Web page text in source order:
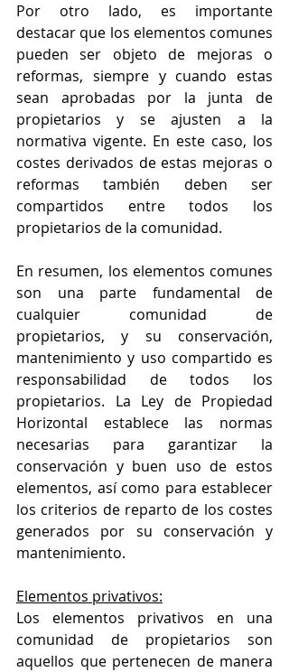
Por otro lado, es importante
destacar que los elementos comunes
pueden ser objeto de mejoras o
reformas, siempre y cuando estas
sean aprobadas por la junta de
propietarios y se ajusten a la
normativa vigente. En este caso, los
costes derivados de estas mejoras o
reformas también deben ser
compartidos entre todos los
propietarios de la comunidad.
En resumen, los elementos comunes
son una parte fundamental de
cualquier comunidad de
propietarios, y su conservación,
mantenimiento y uso compartido es
responsabilidad de todos los
propietarios. La Ley de Propiedad
Horizontal establece las normas
necesarias para garantizar la
conservación y buen uso de estos
elementos, así como para establecer
los criterios de reparto de los costes
generados por su conservación y
mantenimiento.
Elementos privativos:
Los elementos privativos en una
comunidad de propietarios son
aquellos que pertenecen de manera